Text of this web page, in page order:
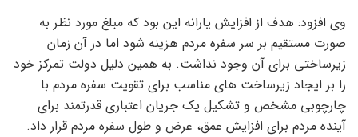
وی افزود: هدف از افزایش یارانه این بود که مبلغ مورد نظر به
صورت مستقیم بر سر سفره مردم هزینه شود اما در آن زمان
زیرساختی برای آن وجود نداشت. به همین دلیل دولت تمرکز خود
را بر ایجاد زیرساخت های مناسب برای تقویت سفره مردم با
چارچوبی مشخص و تشکیل یک جریان اعتباری قدرتمند برای
آینده مردم برای افزایش عمق، عرض و طول سفره مردم قرار داد.